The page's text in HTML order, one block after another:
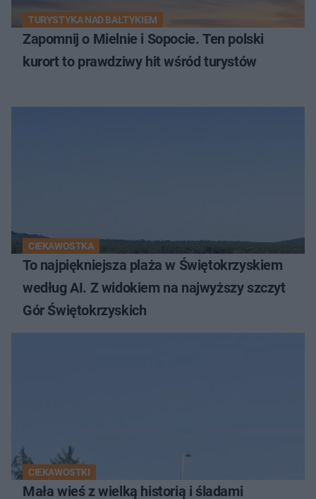
TURYSTYKA NAD BAŁTYKIEM
Zapomnij o Mielnie i Sopocie. Ten polski
kurort to prawdziwy hit wśród turystów
CIEKAWOSTKA
To najpiękniejsza plaża w Świętokrzyskiem
według AI. Z widokiem na najwyższy szczyt
Gór Świętokrzyskich
CIEKAWOSTKI
Mała wieś z wielką historią i śladami